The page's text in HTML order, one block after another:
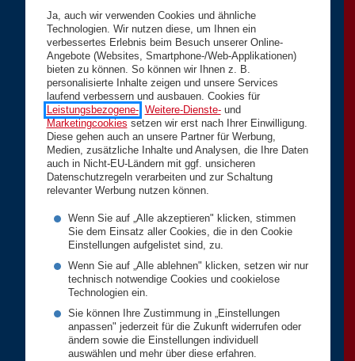
Ja, auch wir verwenden Cookies und ähnliche
Technologien. Wir nutzen diese, um Ihnen ein
verbessertes Erlebnis beim Besuch unserer Online-
Angebote (Websites, Smartphone-/Web-Applikationen)
bieten zu können. So können wir Ihnen z. B.
personalisierte Inhalte zeigen und unsere Services
laufend verbessern und ausbauen. Cookies für
Leistungsbezogene-, Weitere-Dienste-und
Marketingcookies setzen wir erst nach Ihrer Einwilligung.
Diese gehen auch an unsere Partner für Werbung,
Medien, zusätzliche Inhalte und Analysen, die Ihre Daten
auch in Nicht-EU-Ländern mit ggf. unsicheren
Datenschutzregeln verarbeiten und zur Schaltung
relevanter Werbung nutzen können.
Wenn Sie auf „Alle akzeptieren" klicken, stimmen
Sie dem Einsatz aller Cookies, die in den Cookie
Einstellungen aufgelistet sind, zu.
Wenn Sie auf „Alle ablehnen" klicken, setzen wir nur
technisch notwendige Cookies und cookielose
Technologien ein.
Sie können Ihre Zustimmung in „Einstellungen
anpassen" jederzeit für die Zukunft widerrufen oder
ändern sowie die Einstellungen individuell
auswählen und mehr über diese erfahren.